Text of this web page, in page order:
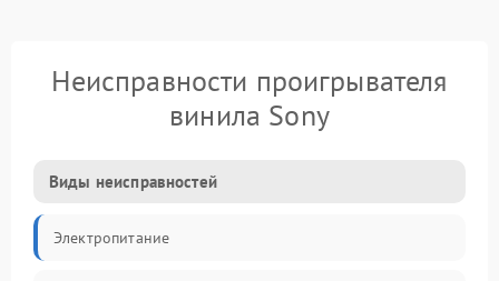
Неисправности проигрывателя
винила Sony
Виды неисправностей
Электропитание